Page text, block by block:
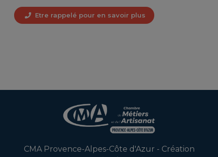
Etre rappelé pour en savoir plus
CMA Provence-Alpes-Côte d'Azur - Création